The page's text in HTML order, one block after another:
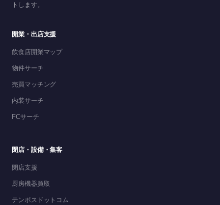
トします。
開業・出店支援
飲食店開業マップ
物件サーチ
売買マッチング
内装サーチ
FCサーチ
閉店・設備・集客
閉店支援
厨房機器買取
テンポスドットコム